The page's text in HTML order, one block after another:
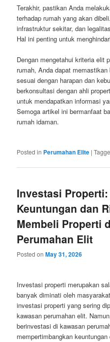
Terakhir, pastikan Anda
terhadap rumah yang akan
infrastruktur sekitar, dan
Hal ini penting untuk
Dengan mengetahui kriteria elit
rumah, Anda dapat
sesuai dengan harapan dan
berkonsultasi dengan ahli
untuk mendapatkan informasi
Semoga artikel ini bermanfaat
rumah idaman.
Posted in Perumahan Elite |
Investasi Properti:
Keuntungan dan
Membeli Properti
Perumahan Elit
Posted onMay 31, 2026
Investasi properti merupakan
banyak diminati oleh
investasi properti yang sering
kawasan perumahan elit.
berinvestasi di kawasan
mempertimbangkan